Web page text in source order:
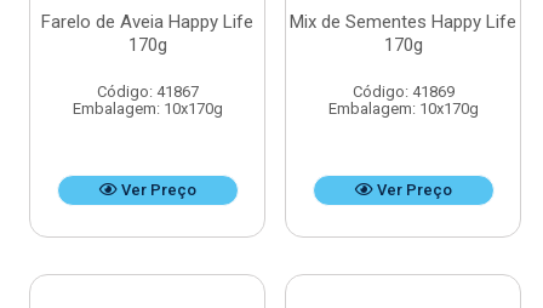
Farelo de Aveia Happy Life
170g
Código: 41867
Embalagem: 10x170g
Ver Preço
Mix de Sementes Happy Life
170g
Código: 41869
Embalagem: 10x170g
Ver Preço